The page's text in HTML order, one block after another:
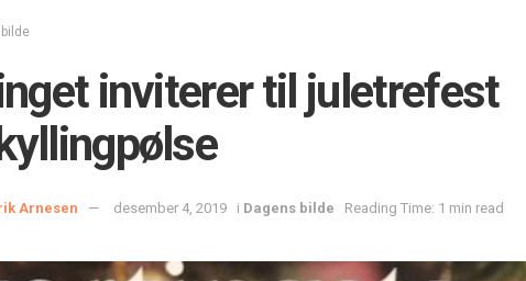
inviterer til juletrefest
Arnesen desember 4, 2019 i Dagens bilde Reading Time: 1 min read